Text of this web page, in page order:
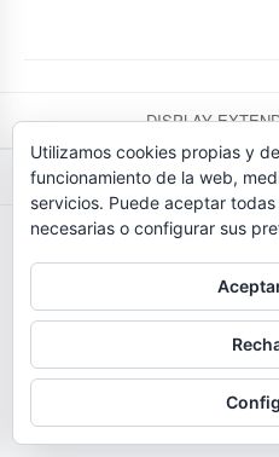
DISPLAY
DISPLAY
FLORISTERIAS
Utilizamos cookies propias y
funcionamiento de la web,
servicios. Puede aceptar
necesarias o configurar sus